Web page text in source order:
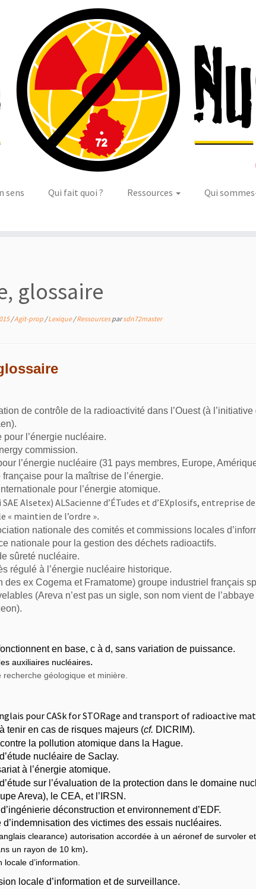
sens Qui fait quoi ? Ressources Qui
glossaire
/Agit-prop /Lexique/Ressourcesparsdn72master
de contrôle de la radioactivité dans l’Ouest (à
pour l’énergie nucléaire.
commission.
l’énergie nucléaire (31 pays membres, Europe,
pour la maîtrise de l’énergie.
pour l’énergie atomique.
SAE Alsetex) ALSacienne d’ÉTudes et d’EXplosifs, entreprise
« maintien de l’ordre ».
nationale des comités et commissions locales
nationale pour la gestion des déchets radioactifs.
sûreté nucléaire.
régulé à l’énergie nucléaire historique.
des ex Cogema et Framatome) groupe industriel français
(Areva n’est pas un sigle, son nom vient de
en base, c à d, sans variation de puissance.
auxiliaires nucléaires.
recherche géologique et minière.
pour CASk for STORage and transport of radioactive
tenir en cas de risques majeurs (cf. DICRIM).
la pollution atomique dans la Hague.
nucléaire de Saclay.
à l’énergie atomique.
sur l’évaluation de la protection dans le domaine
Areva), le CEA, et l’IRSN.
déconstruction et environnement d’EDF.
d’indemnisation des victimes des essais nucléaires.
clearance) autorisation accordée à un aéronef de survoler
un rayon de 10 km).
locale d’information.
locale d’information et de surveillance.